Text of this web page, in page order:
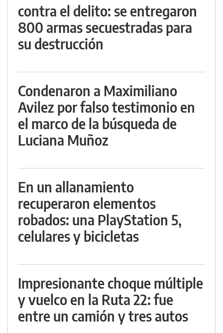
contra el delito: se entregaron
800 armas secuestradas para
su destrucción
Condenaron a Maximiliano
Avilez por falso testimonio en
el marco de la búsqueda de
Luciana Muñoz
En un allanamiento
recuperaron elementos
robados: una PlayStation 5,
celulares y bicicletas
Impresionante choque múltiple
y vuelco en la Ruta 22: fue
entre un camión y tres autos